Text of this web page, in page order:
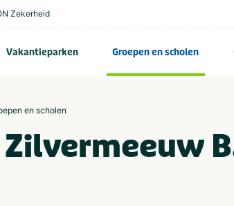
Zekerheid
Vakantieparken Groepen en scholen
en scholen